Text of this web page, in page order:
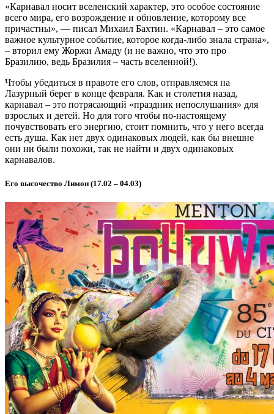
«Карнавал носит вселенский характер, это особое состояние
всего мира, его возрождение и обновление, которому все
причастны», — писал Михаил Бахтин. «Карнавал – это самое
важное культурное событие, которое когда-либо знала страна»,
– вторил ему Жоржи Амаду (и не важно, что это про
Бразилию, ведь Бразилия – часть вселенной!).
Чтобы убедиться в правоте его слов, отправляемся на
Лазурный берег в конце февраля. Как и столетия назад,
карнавал – это потрясающий «праздник непослушания» для
взрослых и детей. Но для того чтобы по-настоящему
почувствовать его энергию, стоит помнить, что у него всегда
есть душа. Как нет двух одинаковых людей, как бы внешне
они ни были похожи, так не найти и двух одинаковых
карнавалов.
Его высочество Лимон (17.02 – 04.03)